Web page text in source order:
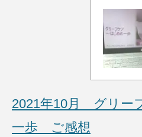
2021年10月 グリー
一歩 ご感想